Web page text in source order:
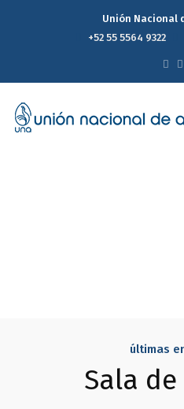
Unión Nacional
+52 55 5564 9322
últimas
Sala de